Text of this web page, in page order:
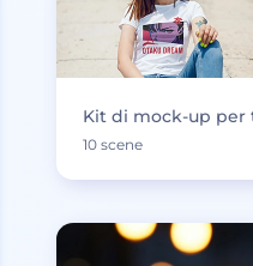
Kit di mock-up
10 scene